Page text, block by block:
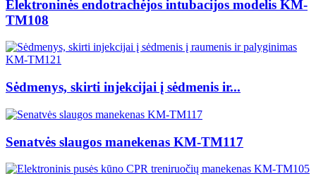
Elektroninės endotrachėjos intubacijos modelis KM-
TM108
Sėdmenys, skirti injekcijai į sėdmenis ir...
Senatvės slaugos manekenas KM-TM117